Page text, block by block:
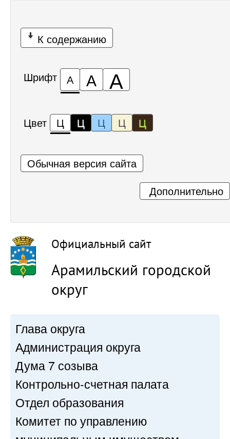
К содержанию
Шрифт А А А
Цвет Ц Ц Ц Ц Ц
Обычная версия сайта
Дополнительно
Официальный сайт
Арамильский городской
округ
Глава округа
Администрация округа
Дума 7 созыва
Контрольно-счетная палата
Отдел образования
Комитет по управлению